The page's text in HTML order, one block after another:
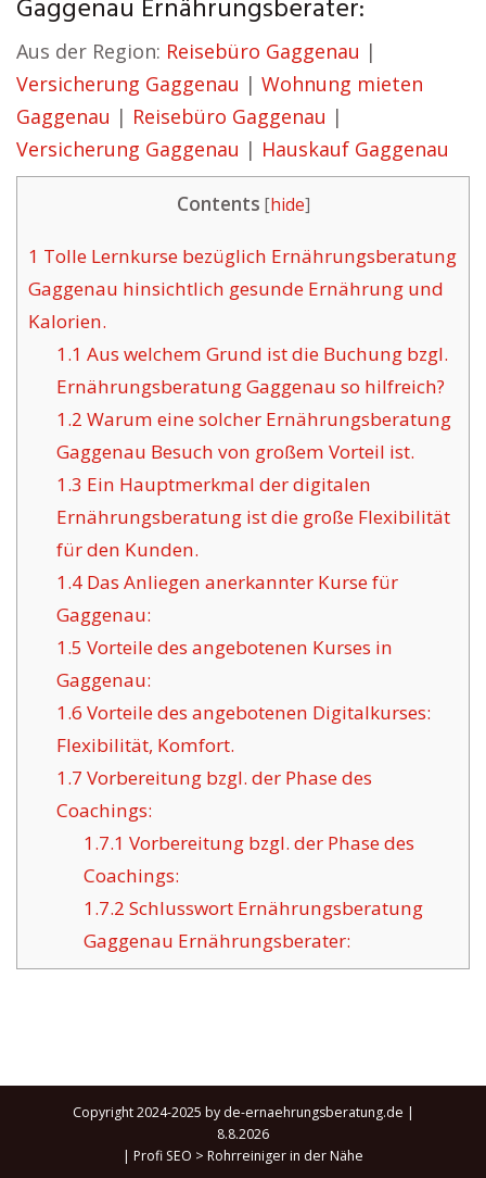
Gaggenau Ernährungsberater:
Aus der Region: Reisebüro Gaggenau |
Versicherung Gaggenau | Wohnung mieten
Gaggenau | Reisebüro Gaggenau |
Versicherung Gaggenau | Hauskauf Gaggenau
Contents [hide]
1 Tolle Lernkurse bezüglich Ernährungsberatung
Gaggenau hinsichtlich gesunde Ernährung und
Kalorien.
1.1 Aus welchem Grund ist die Buchung bzgl.
Ernährungsberatung Gaggenau so hilfreich?
1.2 Warum eine solcher Ernährungsberatung
Gaggenau Besuch von großem Vorteil ist.
1.3 Ein Hauptmerkmal der digitalen
Ernährungsberatung ist die große Flexibilität
für den Kunden.
1.4Das Anliegen anerkannter Kurse für
Gaggenau:
1.5 Vorteile des angebotenen Kurses in
Gaggenau:
1.6 Vorteile des angebotenen Digitalkurses:
Flexibilität, Komfort.
1.7 Vorbereitung bzgl. der Phase des
Coachings:
1.7.1 Vorbereitung bzgl. der Phase des
Coachings:
1.7.2 Schlusswort Ernährungsberatung
Gaggenau Ernährungsberater:
Copyright 2024-2025 by de-ernaehrungsberatung.de |
8.8.2026
| Profi SEO > Rohrreiniger in der Nähe